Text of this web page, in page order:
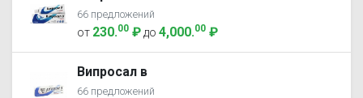
66 предложений
от 230.00 ₽ до 4,000.00 ₽
Випросал в
66 предложений